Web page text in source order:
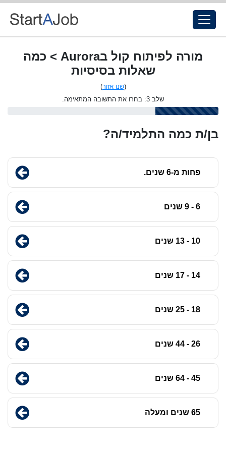
מורה לפיתוח קול בAurora > כמה
שאלות בסיסיות
(שנו אזור)
שלב 3: בחרו את התשובה המתאימה.
בן/ת כמה התלמיד/ה?
פחות מ-6 שנים.
6 - 9 שנים
10 - 13 שנים
14 - 17 שנים
18 - 25 שנים
26 - 44 שנים
45 - 64 שנים
65 שנים ומעלה